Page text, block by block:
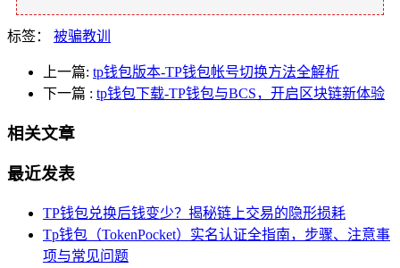
标签： 被骗教训
上一篇: tp钱包版本-TP钱包帐号切换方法全解析
下一篇 : tp钱包下载-TP钱包与BCS，开启区块链新体验
相关文章
最近发表
TP钱包兑换后钱变少？揭秘链上交易的隐形损耗
Tp钱包（TokenPocket）实名认证全指南，步骤、注意事
项与常见问题